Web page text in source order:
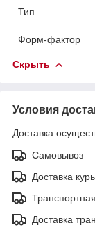
Тип
Форм-фактор
Скрыть
Условия
Доставка
Самовывоз
Доставка
Доставка